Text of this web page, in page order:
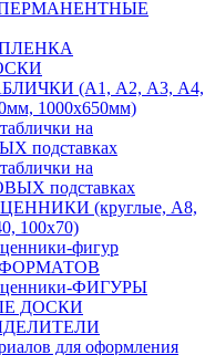
(А1, А2, А3, А4,
1000х650мм)
на
подставках
на
подставках
(круглые, А8,
100х70)
фигур
ФИГУРЫ
ДОСКИ
для оформления